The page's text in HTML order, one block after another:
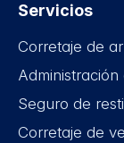
Servicios
Corretaje de
Seguro de
Corretaje de